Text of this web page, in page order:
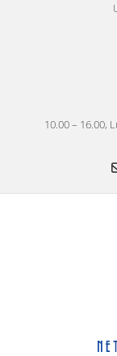
10.00 – 16.00,